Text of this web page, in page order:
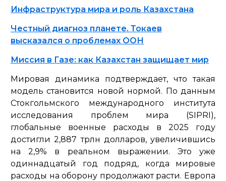
Инфраструктура мира и роль Казахстана
Честный диагноз планете. Токаев
высказался о проблемах ООН
Миссия в Газе: как Казахстан защищает мир
Мировая динамика подтверждает, что такая
модель становится новой нормой. По данным
Стокгольмского международного института
исследования проблем мира (SIPRI),
глобальные военные расходы в 2025 году
достигли 2,887 трлн долларов, увеличившись
на 2,9% в реальном выражении. Это уже
одиннадцатый год подряд, когда мировые
расходы на оборону продолжают расти. Европа